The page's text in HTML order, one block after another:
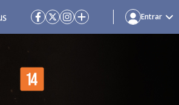
Entrar